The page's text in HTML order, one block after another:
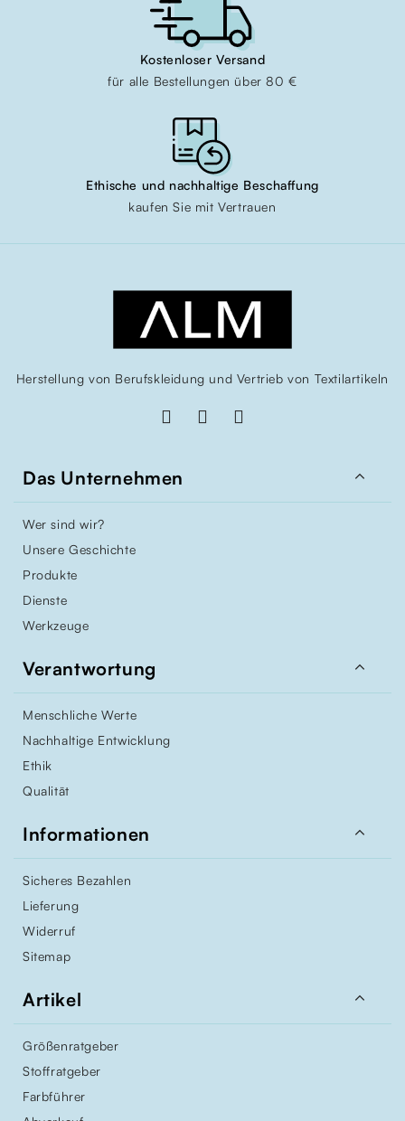
Kostenloser Versand
für alle Bestellungen über 80 €
Ethische und nachhaltige Beschaffung
kaufen Sie mit Vertrauen
Herstellung von Berufskleidung und Vertrieb von Textilartikeln
Das Unternehmen 
Wer sind wir?
Unsere Geschichte
Produkte
Dienste
Werkzeuge
Verantwortung 
Menschliche Werte
Nachhaltige Entwicklung
Ethik
Qualität
Informationen 
Sicheres Bezahlen
Lieferung
Widerruf
Sitemap
Artikel 
Größenratgeber
Stoffratgeber
Farbführer